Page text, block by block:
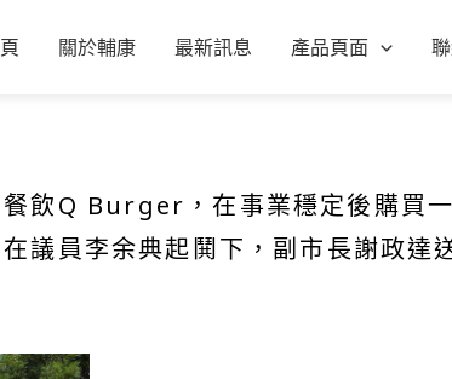
關於輔康 最新訊息 產品頁面
飲Q Burger，在事業穩定後購買
議員李余典起鬨下，副市長謝政